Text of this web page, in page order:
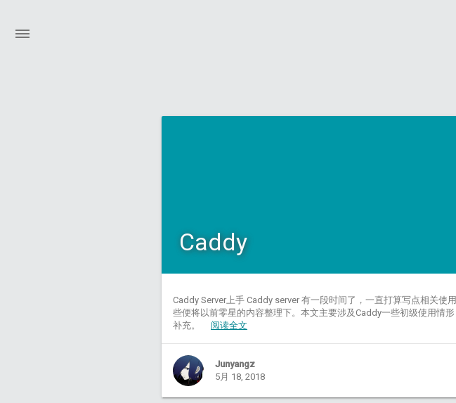
Caddy
Caddy Server上手 Caddy server 有一段时间了，一直打算写点相关
些便将以前零星的内容整理下。本文主要涉及Caddy一些初级使用情
补充。 阅读全文
Junyangz
5月 18, 2018